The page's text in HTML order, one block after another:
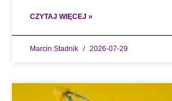
CZYTAJ WIĘCEJ »
Marcin Stadnik 2026-07-29